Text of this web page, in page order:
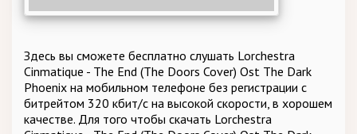
Здесь вы сможете бесплатно слушать Lorchestra
Cinmatique - The End (The Doors Cover) Ost The Dark
Phoenix на мобильном телефоне без регистрации с
битрейтом 320 кбит/c на высокой скорости, в хорошем
качестве. Для того чтобы скачать Lorchestra